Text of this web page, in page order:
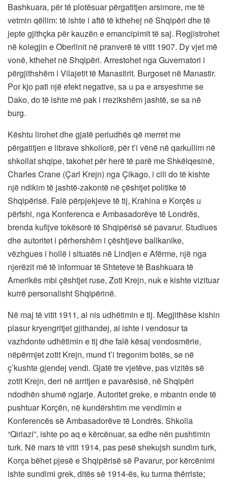
Bashkuara, për të plotësuar përgatitjen arsimore, me të
vetmin qëllim: të ishte i aftë të kthehej në Shqipëri dhe të
jepte gjithçka për kauzën e emancipimit të saj. Regjistrohet
në kolegjin e Oberlinit në pranverë të vitit 1907. Dy vjet më
vonë, kthehet në Shqipëri. Arrestohet nga Guvernatori i
përgjithshëm i Vilajetit të Manastirit. Burgoset në Manastir.
Por kjo pati një efekt negative, sa u pa e arsyeshme se
Dako, do të ishte më pak i rrezikshëm jashtë, se sa në
burg.
Kështu lirohet dhe gjatë periudhës që merret me
përgatitjen e librave shkollorë, për t’i vënë në qarkullim në
shkollat shqipe, takohet për herë të parë me Shkëlqesinë,
Charles Crane (Çarl Krejn) nga Çikago, i cili do të kishte
një ndikim të jashtë-zakontë në çështjet politike të
Shqipërisë. Falë përpjekjeve të tij, Krahina e Korçës u
përfshi, nga Konferenca e Ambasadorëve të Londrës,
brenda kufijve tokësorë të Shqipërisë së pavarur. Studiues
dhe autoritet i përhershëm i çështjeve ballkanike,
vëzhgues i hollë i situatës në Lindjen e Afërme, një nga
njerëzit më të informuar të Shteteve të Bashkuara të
Amerikës mbi çështjet ruse, Zoti Krejn, nuk e kishte vizituar
kurrë personalisht Shqipërinë.
Në maj të vitit 1911, ai nis udhëtimin e tij. Megjithëse kishin
plasur kryengritjet gjithandej, ai ishte i vendosur ta
vazhdonte udhëtimin e tij dhe falë kësaj vendosmërie,
nëpërmjet zotit Krejn, mund t’i tregonim botës, se në
ç’kushte gjendej vendi. Gjatë tre vjetëve, pas vizitës së
zotit Krejn, deri në arritjen e pavarësisë, në Shqipëri
ndodhën shumë ngjarje. Autoritet greke, e mbanin ende të
pushtuar Korçën, në kundërshtim me vendimin e
Konferencës së Ambasadorëve të Londrës. Shkolla
“Qiriazi”, ishte po aq e kërcënuar, sa edhe nën pushtimin
turk. Në mars të vitit 1914, pas pesë shekujsh sundim turk,
Korça bëhet pjesë e Shqipërisë së Pavarur, por kërcënimi
ishte sundimi grek, ditës së 1914-ës, ku turma thërriste;